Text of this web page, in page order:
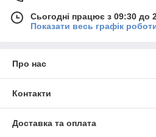
Сьогодні працює з 09:30 до
Показати весь графік
Про нас
Контакти
Доставка та оплата